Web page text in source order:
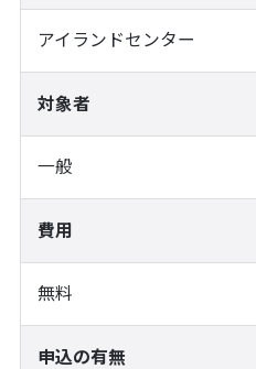
アイランドセンター
対象者
一般
費用
無料
申込の有無